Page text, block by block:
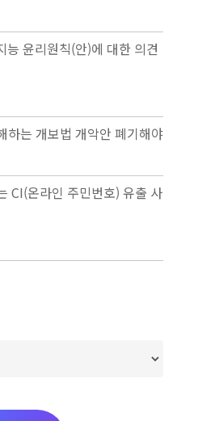
능 윤리원칙(안)에 대한 의견
하는 개보법 개악안 폐기해야
CI(온라인 주민번호) 유출 사